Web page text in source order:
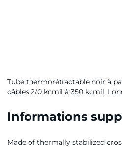
Tube thermorétractable noir à
câbles 2/0 kcmil à 350 kcmil.
Informations
Made of thermally stabilized